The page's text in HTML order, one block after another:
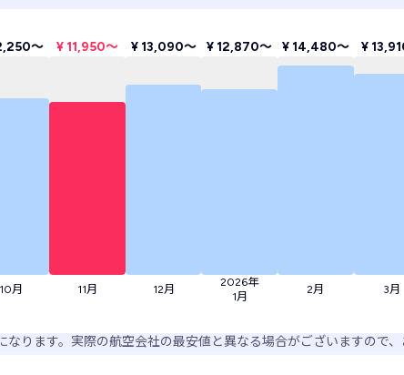
10月
〜
11月
¥ 11,950〜
12月
¥ 13,090〜
2026年
1月
¥ 12,870〜
2月
¥ 14,480〜
3月
¥
ります。実際の航空会社の最安値と異なる場合がございますので、